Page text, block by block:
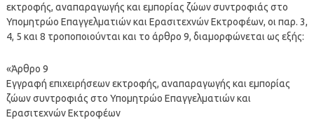
εκτροφής, αναπαραγωγής και εμπορίας ζώων συντροφιάς στο
Υπομητρώο Επαγγελματιών και Ερασιτεχνών Εκτροφέων, οι παρ. 3,
4, 5 και 8 τροποποιούνται και το άρθρο 9, διαμορφώνεται ως εξής:
«Άρθρο 9
Εγγραφή επιχειρήσεων εκτροφής, αναπαραγωγής και εμπορίας
ζώων συντροφιάς στο Υπομητρώο Επαγγελματιών και
Ερασιτεχνών Εκτροφέων